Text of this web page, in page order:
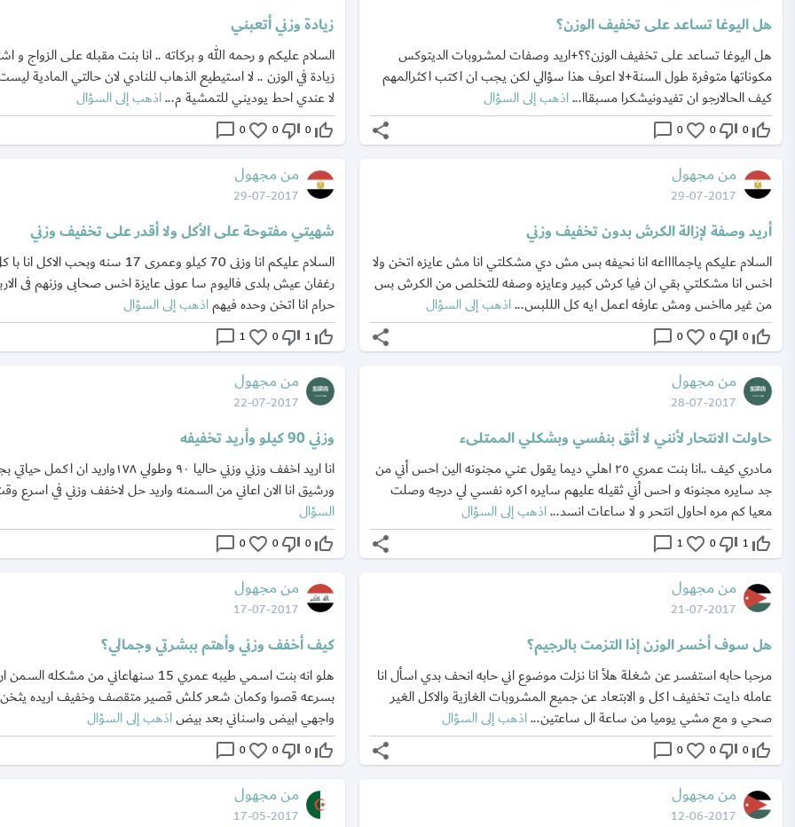
هل اليوغا تساعد على تخفيف الوزن؟
هل اليوغا تساعد على تخفيف الوزن؟؟+اريد وصفات لمشروبات الديتوكس
مكوناتها متوفرة طول السنة+لا اعرف هذا سؤالي لكن يجب ان اكتب اكثرالمهم
كيف الحالارجو ان تفيدونيشكرا مسبقاا...اذهب إلى السؤال
thumb_up_off_alt
0
thumb_down_off_alt
0
favorite_border
0
chat_bubble_outline
share
زيادة وزني أتعبني
السلام عليكم و رحمه الله و بركاته .. انا بنت مقبله على الزواج و
زيادة في الوزن .. لا استيطيع الذهاب للنادي لان حالتي المادية
لا عندي احط يوديني للتمشية م...اذهب إلى السؤال
thumb_up_off_alt
0
thumb_down_off_alt
0
favorite_border
0
chat_bubble_outline
من مجهول
29-07-2017
أريد وصفة لإزالة الكرش بدون تخفيف وزني
السلام عليكم ياجمااااعه انا نحيفه بس مش دي مشكلتي انا مش عايزه اتخن ولا
اخس انا مشكلتي بقي ان فيا كرش كبير وعايزه وصفه للتخلص من الكرش بس
من غير مااخس ومش عارفه اعمل ايه كل الللبس...اذهب إلى السؤال
thumb_up_off_alt
0
thumb_down_off_alt
0
favorite_border
0
chat_bubble_outline
share
من مجهول
29-07-2017
شهيتي مفتوحة على الأكل ولا أقدر على تخفيف وزني
السلام عليكم انا وزنى 70 كيلو وعمرى 17 سنه
رغفان عيش بلدى فاليوم سا عونى عايزة اخس صحابى وزنهم فى
حرام انا اتخن وحده فيهماذهب إلى السؤال
thumb_up_off_alt
1
thumb_down_off_alt
0
favorite_border
1
chat_bubble_outline
من مجهول
28-07-2017
حاولت الانتحار لأنني لا أثق بنفسي وبشكلي الممتلىء
مــادري كيف ..انا بنت عمري ٢٥ اهلي ديما يقول عني مجنونه الين احس أني من
جد سايره مجنونه و احس أني ثقيله عليهم سايره اكره نفسي لي درجه وصلت
معيا كم مره احاول انتحر و لا ساعات انسد...اذهب إلى السؤال
thumb_up_off_alt
1
thumb_down_off_alt
0
favorite_border
1
chat_bubble_outline
share
من مجهول
22-07-2017
وزني 90 كيلو وأريد تخفيفه
انا اريد اخفف وزني وزني حاليا ٩٠ وطولي
ورشيق انا الان اعاني من السمنه واريد حل لاخفف وزني في اسرع
السؤال
thumb_up_off_alt
0
thumb_down_off_alt
0
favorite_border
0
chat_bubble_outline
من مجهول
21-07-2017
هل سوف أخسر الوزن إذا التزمت بالرجيم؟
مرحبا حابه استفسر عن شغلة هلأ انا نزلت موضوع اني حابه انحف بدي اسأل انا
عامله دايت تخفيف اكل و الابتعاد عن جميع المشروبات الغازية والاكل الغير
صحي و مع مشي يوميا من ساعة ال ساعتين...اذهب إلى السؤال
thumb_up_off_alt
0
thumb_down_off_alt
0
favorite_border
0
chat_bubble_outline
share
من مجهول
17-07-2017
كيف أخفف وزني وأهتم ببشرتي وجمالي؟
هلو انه بنت اسمي طيبه عمري 15 سنهاعاني من
بسرعه قصوا وكمان شعر كلش قصير متقصف وخفيف اريده يثخن
واجهي ابيض واسناني بعد بيضاذهب إلى السؤال
thumb_up_off_alt
0
thumb_down_off_alt
0
favorite_border
0
chat_bubble_outline
من مجهول
12-06-2017
من مجهول
17-05-2017